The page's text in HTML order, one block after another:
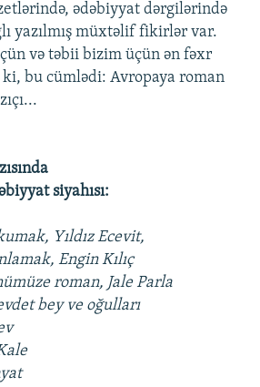
ədəbiyyat dərgilərində
yazılmış müxtəlif fikirlər var.
və təbii bizim üçün ən fəxr
bu cümlədi: Avropaya roman
siyahısı:
Yıldız Ecevit,
Engin Kılıç
roman, Jale Parla
bey ve oğulları